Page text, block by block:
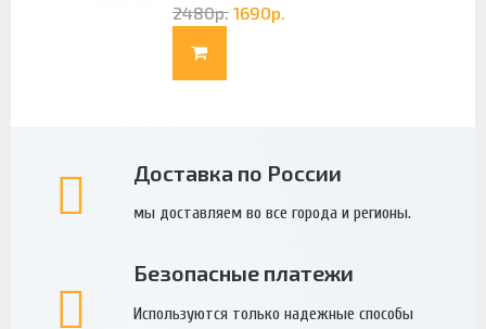
2480р. 1690р.
Доставка по России
мы доставляем во все города и регионы.
Безопасные платежи
Используются только надежные способы